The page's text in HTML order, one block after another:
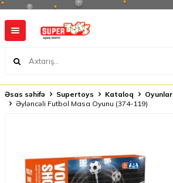
Əsas səhifə Supertoys Kataloq Oyunlar
Əyləncəli Futbol Masa Oyunu (374-119)